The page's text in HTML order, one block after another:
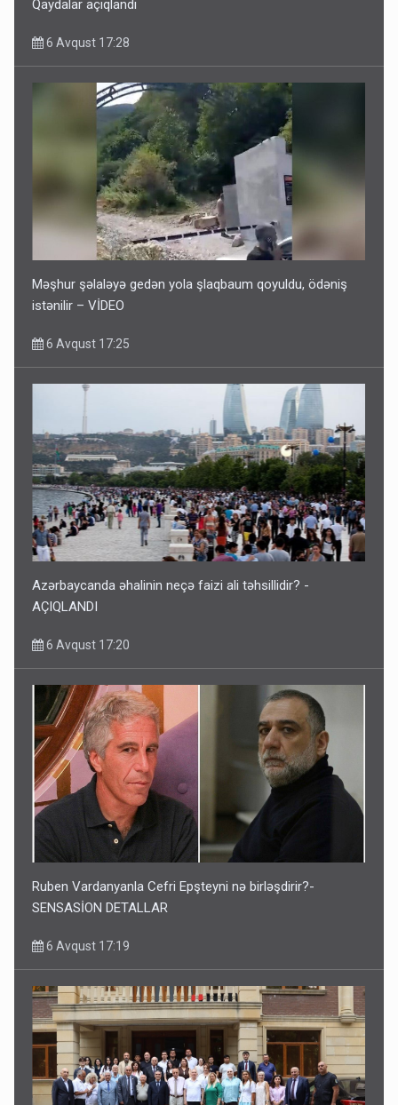
Qaydalar açıqlandı
6 Avqust 17:28
Məşhur şəlaləyə gedən yola şlaqbaum qoyuldu, ödəniş
istənilir – VİDEO
6 Avqust 17:25
Azərbaycanda əhalinin neçə faizi ali təhsillidir? -
AÇIQLANDI
6 Avqust 17:20
Ruben Vardanyanla Cefri Epşteyni nə birləşdirir?-
SENSASİON DETALLAR
6 Avqust 17:19